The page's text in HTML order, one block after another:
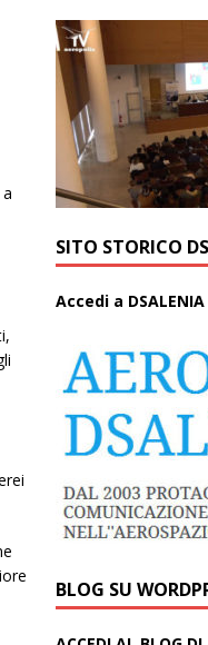
SITO STORICO
Accedi a DSALENIA
BLOG SU